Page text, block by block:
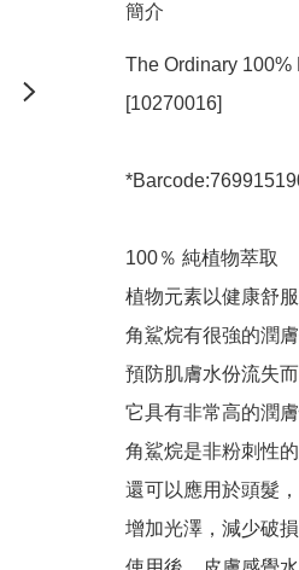
簡介
The Ordinary 100%
[10270016]
100％ 純植物萃取
植物元素以健康舒
角鯊烷有很強的潤
預防肌膚水份流失
它具有非常高的潤
角鯊烷是非粉刺性
還可以應用於頭髮
增加光澤，減少破